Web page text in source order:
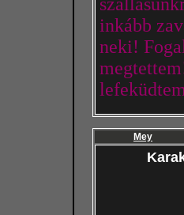
inkább
neki!
Mey